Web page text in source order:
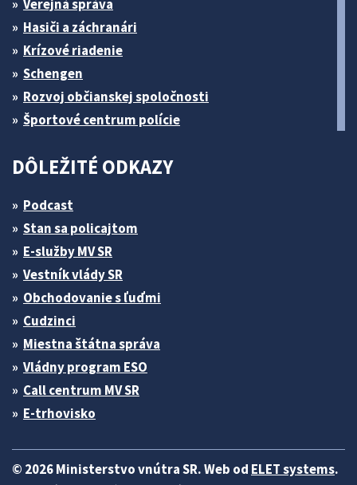
Verejná správa
Hasiči a záchranári
Krízové riadenie
Schengen
Rozvoj občianskej spoločnosti
Športové centrum polície
DÔLEŽITÉ ODKAZY
Podcast
Stan sa policajtom
E-služby MV SR
Vestník vlády SR
Obchodovanie s ľuďmi
Cudzinci
Miestna štátna správa
Vládny program ESO
Call centrum MV SR
E-trhovisko
© 2026 Ministerstvo vnútra SR. Web od ELET systems.